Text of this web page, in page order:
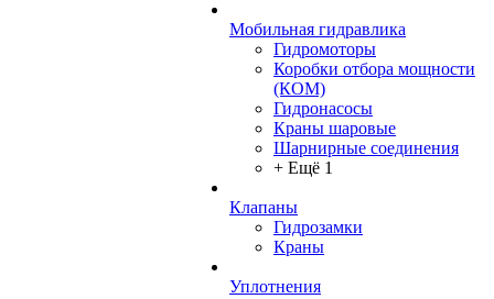
Мобильная гидравлика
Гидромоторы
Коробки отбора мощности
(КОМ)
Гидронасосы
Краны шаровые
Шарнирные соединения
+ Ещё 1
Клапаны
Гидрозамки
Краны
Уплотнения